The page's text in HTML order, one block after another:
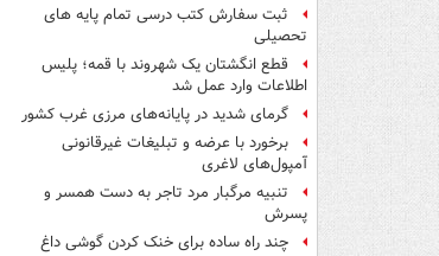
ثبت سفارش کتب درسی تمام پایه های
تحصیلی
قطع انگشتان یک شهروند با قمه؛ پلیس
اطلاعات وارد عمل شد
گرمای شدید در پایانه‌های مرزی غرب کشور
برخورد با عرضه و تبلیغات غیرقانونی
آمپول‌های لاغری
تنبیه مرگبار مرد تاجر به دست همسر و
پسرش
چند راه‌ ساده برای خنک کردن گوشی داغ